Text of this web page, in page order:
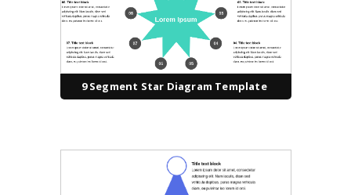
9 Segment Star Diagram Template